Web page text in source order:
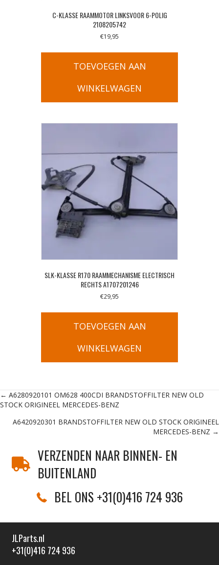
C-KLASSE RAAMMOTOR LINKSVOOR 6-POLIG
2108205742
€19,95
TOEVOEGEN AAN
WINKELWAGEN
SLK-KLASSE R170 RAAMMECHANISME ELECTRISCH
RECHTS A1707201246
€29,95
TOEVOEGEN AAN
WINKELWAGEN
Posts
navigation
← A6280920101 OM628 400CDI BRANDSTOFFILTER NEW OLD
STOCK ORIGINEEL MERCEDES-BENZ
A6420920301 BRANDSTOFFILTER NEW OLD STOCK ORIGINEEL
MERCEDES-BENZ →
VERZENDEN NAAR BINNEN- EN
BUITENLAND
BEL ONS +31(0)416 724 936
JLParts.nl
+31(0)416 724 936